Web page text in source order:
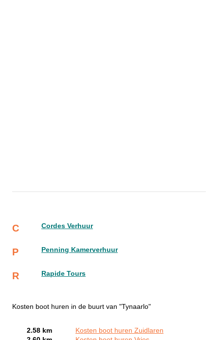
C Cordes Verhuur
P Penning Kamerverhuur
R Rapide Tours
Kosten boot huren in de buurt van "Tynaarlo"
2.58 km
Kosten boot huren Zuidlaren